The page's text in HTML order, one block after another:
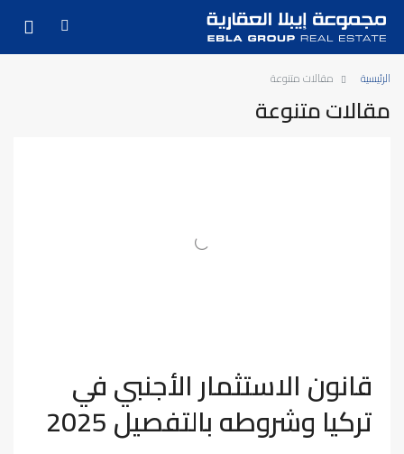
الرئيسية مقالات متنوعة
مقالات متنوعة
قانون الاستثمار الأجنبي في
تركيا وشروطه بالتفصيل 2025